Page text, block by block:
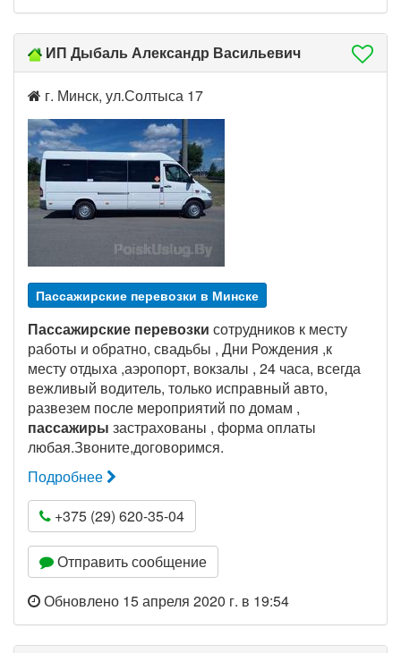
ИП Дыбаль Александр Васильевич
г. Минск, ул.Солтыса 17
Пассажирские перевозки в Минске
Пассажирские перевозки сотрудников к месту
работы и обратно, свадьбы , Дни Рождения ,к
месту отдыха ,аэропорт, вокзалы , 24 часа, всегда
вежливый водитель, только исправный авто,
развезем после мероприятий по домам ,
пассажиры застрахованы , форма оплаты
любая.Звоните,договоримся.
Подробнее
+375 (29) 620-35-04
Отправить сообщение
Обновлено 15 апреля 2020 г. в 19:54